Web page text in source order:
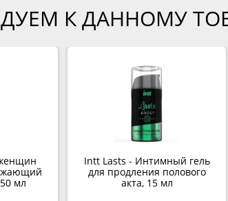
К ДАННОМУ
мл
Intt Lasts - Интимный гель
для продления полового
акта, 15 мл